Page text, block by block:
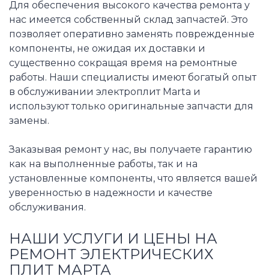
Для обеспечения высокого качества ремонта у
нас имеется собственный склад запчастей. Это
позволяет оперативно заменять поврежденные
компоненты, не ожидая их доставки и
существенно сокращая время на ремонтные
работы. Наши специалисты имеют богатый опыт
в обслуживании электроплит Marta и
используют только оригинальные запчасти для
замены.
Заказывая ремонт у нас, вы получаете гарантию
как на выполненные работы, так и на
установленные компоненты, что является вашей
уверенностью в надежности и качестве
обслуживания.
НАШИ УСЛУГИ И ЦЕНЫ НА
РЕМОНТ ЭЛЕКТРИЧЕСКИХ
ПЛИТ МАРТА